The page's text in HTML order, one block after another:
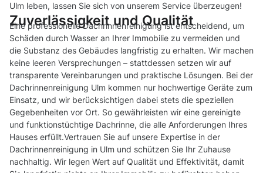
Ulm leben, lassen Sie sich von unserem Service überzeugen!
Zuverlässigkeit und Qualität
Eine professionelle Dachrinnenreinigung ist entscheidend, um
Schäden durch Wasser an Ihrer Immobilie zu vermeiden und
die Substanz des Gebäudes langfristig zu erhalten. Wir machen
keine leeren Versprechungen – stattdessen setzen wir auf
transparente Vereinbarungen und praktische Lösungen. Bei der
Dachrinnenreinigung Ulm kommen nur hochwertige Geräte zum
Einsatz, und wir berücksichtigen dabei stets die speziellen
Gegebenheiten vor Ort. So gewährleisten wir eine gereinigte
und funktionstüchtige Dachrinne, die alle Anforderungen Ihres
Hauses erfüllt.Vertrauen Sie auf unsere Expertise in der
Dachrinnenreinigung in Ulm und schützen Sie Ihr Zuhause
nachhaltig. Wir legen Wert auf Qualität und Effektivität, damit